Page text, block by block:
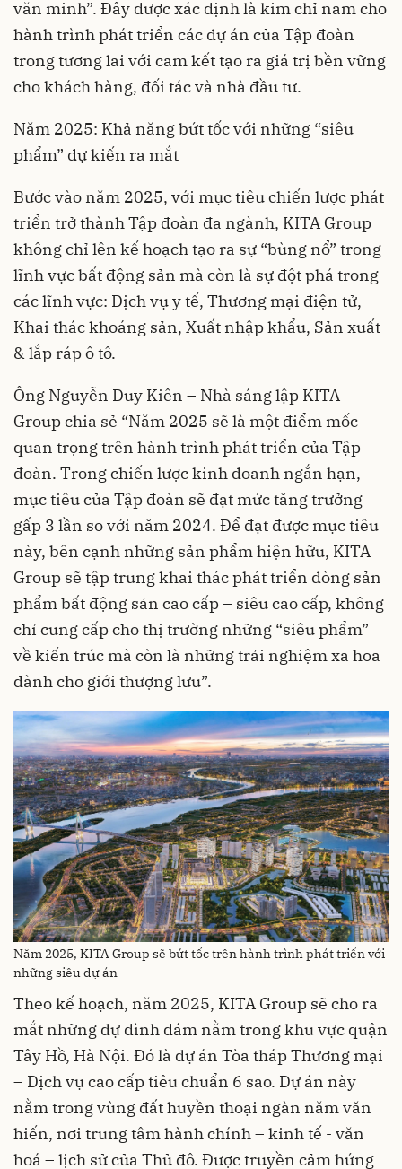
văn minh”. Đây được xác định là kim chỉ nam cho
hành trình phát triển các dự án của Tập đoàn
trong tương lai với cam kết tạo ra giá trị bền vững
cho khách hàng, đối tác và nhà đầu tư.
Năm 2025: Khả năng bứt tốc với những “siêu
phẩm” dự kiến ra mắt
Bước vào năm 2025, với mục tiêu chiến lược phát
triển trở thành Tập đoàn đa ngành, KITA Group
không chỉ lên kế hoạch tạo ra sự “bùng nổ” trong
lĩnh vực bất động sản mà còn là sự đột phá trong
các lĩnh vực: Dịch vụ y tế, Thương mại điện tử,
Khai thác khoáng sản, Xuất nhập khẩu, Sản xuất
& lắp ráp ô tô.
Ông Nguyễn Duy Kiên – Nhà sáng lập KITA
Group chia sẻ “Năm 2025 sẽ là một điểm mốc
quan trọng trên hành trình phát triển của Tập
đoàn. Trong chiến lược kinh doanh ngắn hạn,
mục tiêu của Tập đoàn sẽ đạt mức tăng trưởng
gấp 3 lần so với năm 2024. Để đạt được mục tiêu
này, bên cạnh những sản phẩm hiện hữu, KITA
Group sẽ tập trung khai thác phát triển dòng sản
phẩm bất động sản cao cấp – siêu cao cấp, không
chỉ cung cấp cho thị trường những “siêu phẩm”
về kiến trúc mà còn là những trải nghiệm xa hoa
dành cho giới thượng lưu”.
Năm 2025, KITA Group sẽ bứt tốc trên hành trình phát triển với
những siêu dự án
Theo kế hoạch, năm 2025, KITA Group sẽ cho ra
mắt những dự đình đám nằm trong khu vực quận
Tây Hồ, Hà Nội. Đó là dự án Tòa tháp Thương mại
– Dịch vụ cao cấp tiêu chuẩn 6 sao. Dự án này
nằm trong vùng đất huyền thoại ngàn năm văn
hiến, nơi trung tâm hành chính – kinh tế - văn
hoá – lịch sử của Thủ đô. Được truyền cảm hứng